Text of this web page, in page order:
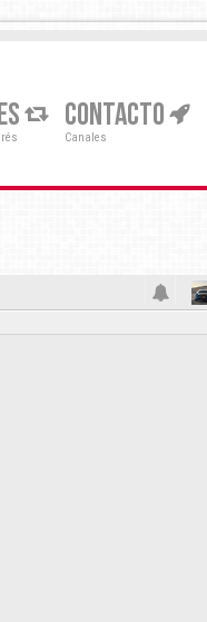
CONTACTO
Canales